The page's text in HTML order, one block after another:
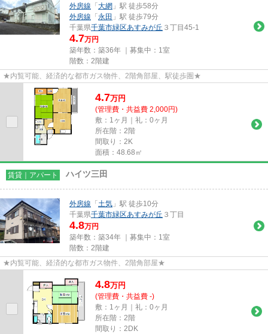
外房線 「 大網 」駅 徒歩58分
外房線 「 永田 」駅 徒歩79分
千葉県千葉市緑区あすみが丘 ３丁目45-1
4.7万円
築年数：築36年 ｜募集中： 1室
階数：2階建
★内覧可能、経済的な都市ガス物件、2階角部屋、駅徒歩圏★
4.7万円
(管理費・共益費 2,000円)
敷：1ヶ月｜礼：0ヶ月
所在階：2階
間取り：2K
面積：48.68㎡
賃貸｜アパート ハイツ三田
外房線 「 土気 」駅 徒歩10分
千葉県千葉市緑区あすみが丘 ３丁目
4.8万円
築年数：築34年 ｜募集中： 1室
階数：2階建
★内覧可能、経済的な都市ガス物件、2階角部屋★
4.8万円
(管理費・共益費 -)
敷：1ヶ月｜礼：0ヶ月
所在階：2階
間取り：2DK